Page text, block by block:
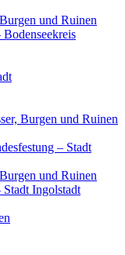
und Ruinen
Burgen und Ruinen
– Stadt
und Ruinen
Ingolstadt